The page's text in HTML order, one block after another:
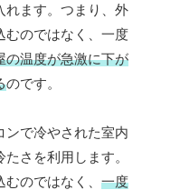
れます。つまり、外
むのではなく、一度
の温度が急激に下が
のです。
ンで冷やされた室内
さを利用します。
のではなく、 一度